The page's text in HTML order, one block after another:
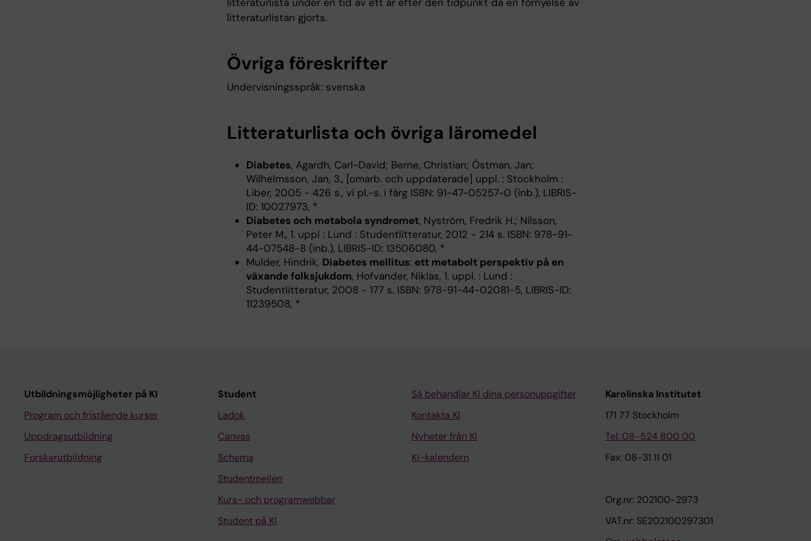
litteraturlistan gjorts.
Övriga föreskrifter
Undervisningsspråk: svenska
Litteraturlista och övriga läromedel
Diabetes, Agardh, Carl-David; Berne, Christian; Östman, Jan;
Wilhelmsson, Jan, 3., [omarb. och uppdaterade] uppl. : Stockholm :
Liber, 2005 - 426 s., vi pl.-s. i färg ISBN: 91-47-05257-0 (inb.), LIBRIS-
ID: 10027973, *
Diabetes och metabola syndromet, Nyström, Fredrik H.; Nilsson,
Peter M., 1. uppl : Lund : Studentlitteratur, 2012 - 214 s. ISBN: 978-91-
44-07548-8 (inb.), LIBRIS-ID: 13506080, *
Mulder, Hindrik, Diabetes mellitus: ett metabolt perspektiv på en
växande folksjukdom, Hofvander, Niklas, 1. uppl. : Lund :
Studentlitteratur, 2008 - 177 s. ISBN: 978-91-44-02081-5, LIBRIS-ID:
11239508, *
Utbildningsmöjligheter på KI
Program och fristående kurser
Uppdragsutbildning
Forskarutbildning
Student
Ladok
Canvas
Schema
Studentmejlen
Kurs- och programwebbar
Student på KI
Så behandlar KI dina personuppgifter
Kontakta KI
Nyheter från KI
KI-kalendern
Karolinska Institutet
171 77 Stockholm
Tel: 08-524 800 00
Fax: 08-31 11 01
Org.nr: 202100-2973
VAT.nr: SE202100297301